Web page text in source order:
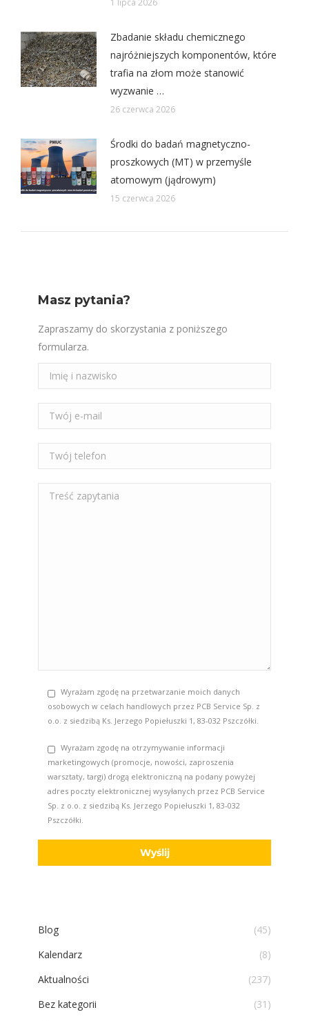
1 lipca 2026
Zbadanie składu chemicznego
najróżniejszych komponentów, które
trafia na złom może stanowić
wyzwanie …
26 czerwca 2026
Środki do badań magnetyczno-
proszkowych (MT) w przemyśle
atomowym (jądrowym)
15 czerwca 2026
Masz pytania?
Zapraszamy do skorzystania z poniższego
formularza.
Wyrażam zgodę na przetwarzanie moich danych
osobowych w celach handlowych przez PCB Service Sp. z
o.o. z siedzibą Ks. Jerzego Popiełuszki 1, 83-032 Pszczółki.
Wyrażam zgodę na otrzymywanie informacji
marketingowych (promocje, nowości, zaproszenia
warsztaty, targi) drogą elektroniczną na podany powyżej
adres poczty elektronicznej wysyłanych przez PCB Service
Sp. z o.o. z siedzibą Ks. Jerzego Popiełuszki 1, 83-032
Pszczółki.
Blog
(45)
Kalendarz
(8)
Aktualności
(237)
Bez kategorii
(31)